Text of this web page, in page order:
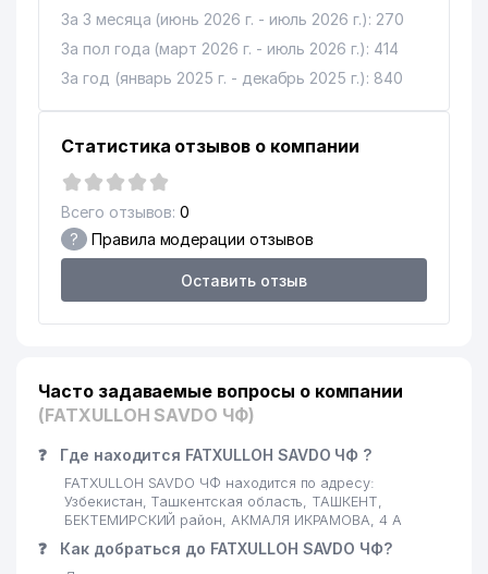
За 3 месяца (июнь 2026 г. - июль 2026 г.): 270
За пол года (март 2026 г. - июль 2026 г.): 414
За год (январь 2025 г. - декабрь 2025 г.): 840
Статистика отзывов о компании
Всего отзывов: 0
? Правила модерации отзывов
Оставить отзыв
Часто задаваемые вопросы о компании
(FATXULLOH SAVDO ЧФ)
❓ Где находится FATXULLOH SAVDO ЧФ ?
FATXULLOH SAVDO ЧФ находится по адресу:
Узбекистан, Ташкентская область, ТАШКЕНТ,
БЕКТЕМИРСКИЙ район, АКМАЛЯ ИКРАМОВА, 4 А
❓ Как добраться до FATXULLOH SAVDO ЧФ?